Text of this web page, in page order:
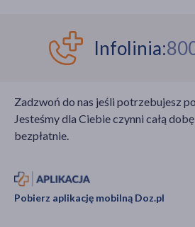
Infolinia:
Zadzwoń do nas jeśli potrzebujesz
Jesteśmy dla Ciebie czynni całą
bezpłatnie.
Pobierz aplikację mobilną Doz.pl